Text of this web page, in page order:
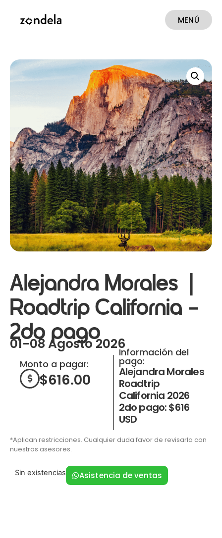
MENÚ
Alejandra Morales |
Roadtrip California –
2do pago
01-08 Agosto 2026
Monto a pagar:
$616.00
Información del
pago:
Alejandra Morales
Roadtrip
California 2026
2do pago: $616
USD
*Aplican restricciones. Cualquier duda favor de revisarla con
nuestros asesores.
Sin existencias Asistencia de ventas